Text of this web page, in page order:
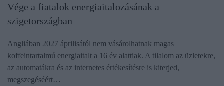
Vége a fiatalok energiaitalozásának a
szigetországban
Angliában 2027 áprilisától nem vásárolhatnak magas
koffeintartalmú energiaitalt a 16 év alattiak. A tilalom az üzletekre,
az automatákra és az internetes értékesítésre is kiterjed,
megszegéséért…